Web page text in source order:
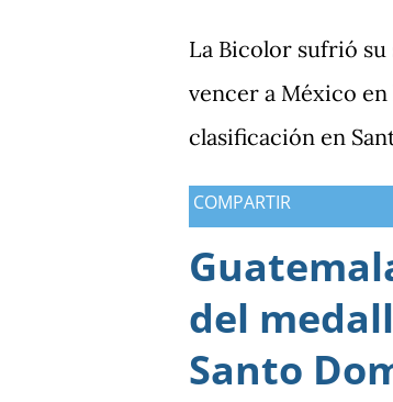
La Bicolor sufrió
vencer a México
clasificación en
COMPARTIR
del
Santo